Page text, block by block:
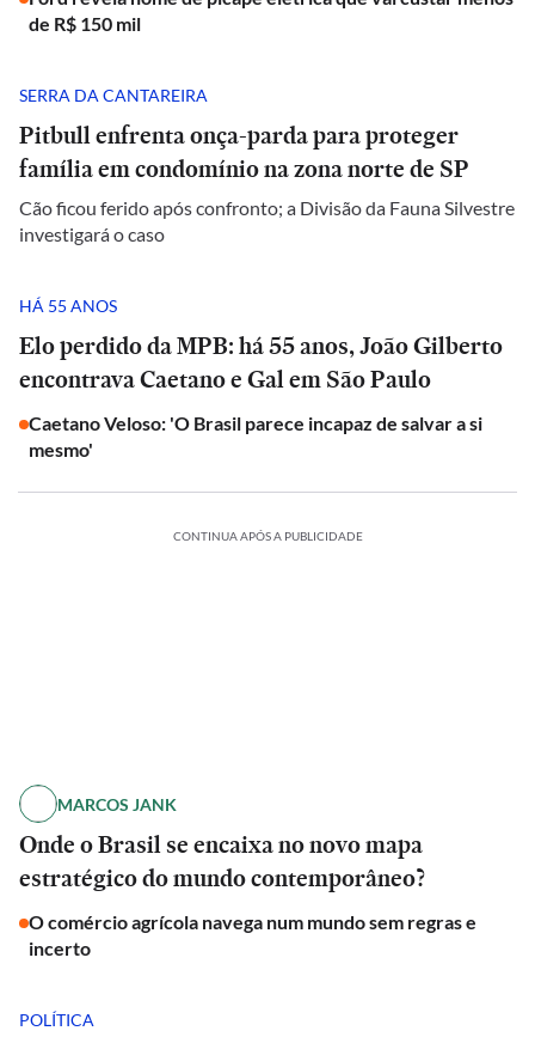
de R$ 150 mil
SERRA DA CANTAREIRA
Pitbull enfrenta onça-parda para proteger
família em condomínio na zona norte de SP
Cão ficou ferido após confronto; a Divisão da Fauna Silvestre
investigará o caso
HÁ 55 ANOS
Elo perdido da MPB: há 55 anos, João Gilberto
encontrava Caetano e Gal em São Paulo
Caetano Veloso: 'O Brasil parece incapaz de salvar a si
mesmo'
CONTINUA APÓS A PUBLICIDADE
MARCOS JANK
Onde o Brasil se encaixa no novo mapa
estratégico do mundo contemporâneo?
O comércio agrícola navega num mundo sem regras e
incerto
POLÍTICA